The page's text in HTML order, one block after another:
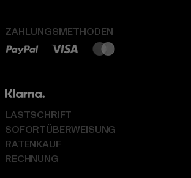
ZAHLUNGSMETHODEN
LASTSCHRIFT
SOFORTÜBERWEISUNG
RATENKAUF
RECHNUNG